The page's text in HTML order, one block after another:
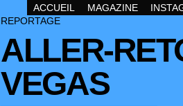
ACCUEIL MAGAZINE
REPORTAGE
ALLER-
VEGAS